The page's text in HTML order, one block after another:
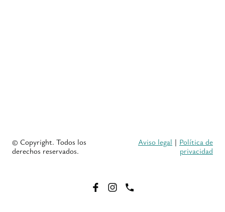
© Copyright. Todos los
derechos reservados.
Aviso legal | Política de
privacidad